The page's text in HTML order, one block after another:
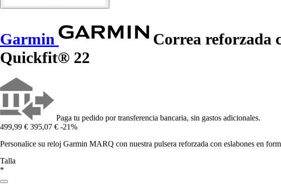
Garmin
Correa reforzada
Quickfit® 22
Paga tu pedido por transferencia bancaria, sin gastos adicionales.
499,99 € 395,07 € -21%
Personalice su reloj Garmin MARQ con nuestra pulsera reforzada con eslabones en
Talla
*